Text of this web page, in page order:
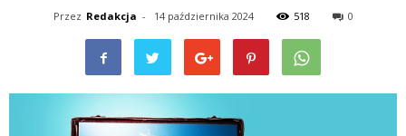
Przez Redakcja - 14 października 2024 518 0